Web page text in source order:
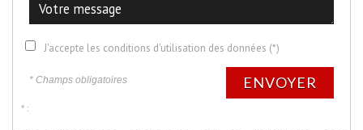
J'accepte les conditions d'utilisation des données (*)
* Champs obligatoires ENVOYER
* :